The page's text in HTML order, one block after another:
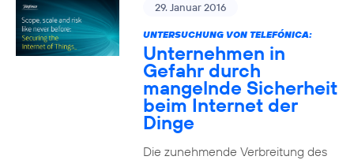
29. Januar 2016
UNTERSUCHUNG VON TELEFÓNICA:
Unternehmen in
Gefahr durch
mangelnde Sicherheit
beim Internet der
Dinge
Die zunehmende Verbreitung des